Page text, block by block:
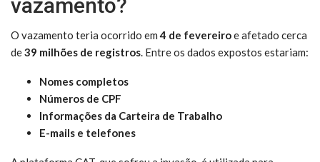
vazamento?
O vazamento teria ocorrido em4 de fevereiroe afetado cerca
de39 milhões de registros. Entre os dados expostos estariam:
Nomes completos
Números de CPF
Informações da Carteira de Trabalho
E-mails e telefones